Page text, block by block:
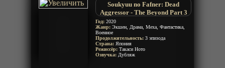
Soukyuu no Fafner: Dead
Aggressor - The Beyond Part 3
Год: 2020
Жанр: Экшен, Драма, Меха, Фантастика,
Военное
Продолжительность: 3 эпизода
Страна: Япония
Режиссёр: Такаси Ното
Озвучка: Дубляж